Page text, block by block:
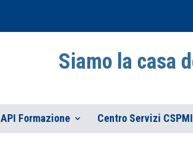
Siamo la casa
API Formazione Centro Servizi CSPMI